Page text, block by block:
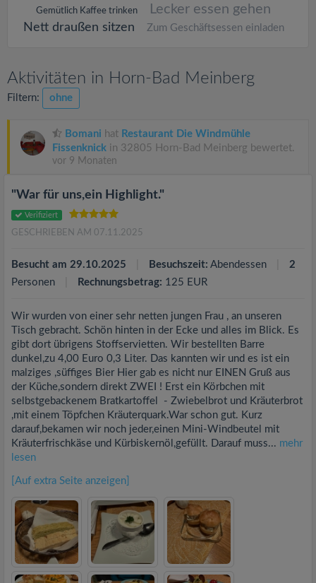
Gemütlich Kaffee trinken Lecker essen gehen
Nett draußen sitzen Zum Geschäftsessen einladen
Aktivitäten in Horn-Bad Meinberg
Filtern: ohne
Bomani hat Restaurant Die Windmühle
Fissenknick in 32805 Horn-Bad Meinberg bewertet.
vor 9 Monaten
"War für uns,ein Highlight."
Verifiziert
GESCHRIEBEN AM 07.11.2025
Besucht am 29.10.2025 Besuchszeit: Abendessen
2
Personen
Rechnungsbetrag: 125 EUR
Wir wurden von einer sehr netten jungen Frau , an unseren
Tisch gebracht. Schön hinten in der Ecke und alles im Blick. Es
gibt dort übrigens Stoffservietten. Wir bestellten Barre
dunkel,zu 4,00 Euro 0,3 Liter. Das kannten wir und es ist ein
malziges ,süffiges Bier Hier gab es nicht nur EINEN Gruß aus
der Küche,sondern direkt ZWEI ! Erst ein Körbchen mit
selbstgebackenem Bratkartoffel - Zwiebelbrot und Kräuterbrot
,mit einem Töpfchen Kräuterquark.War schon gut. Kurz
darauf,bekamen wir noch jeder,einen Mini-Windbeutel mit
Kräuterfrischkäse und Kürbiskernöl,gefüllt. Darauf muss... mehr
lesen
[Auf extra Seite anzeigen]